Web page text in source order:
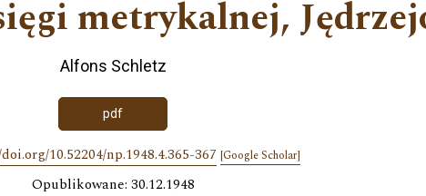
metrykalnej,
Alfons Schletz
pdf
10.52204/np.1948.4.365-367 [Google Scholar]
Opublikowane: 30.12.1948